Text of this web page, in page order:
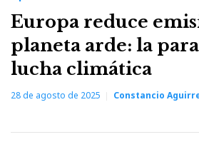
Europa reduce
planeta arde: la
lucha climática
28 de agosto de 2025 Constancio